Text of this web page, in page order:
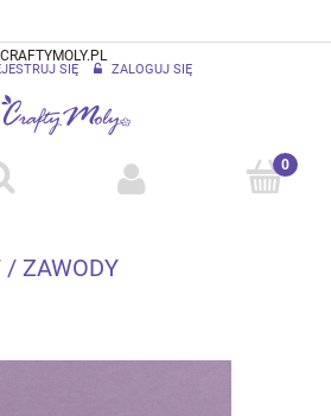
SIĘ ZALOGUJ SIĘ
/ ZAWODY